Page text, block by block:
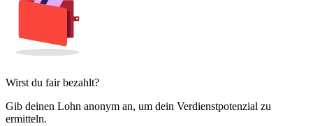
Wirst du fair bezahlt?
Gib deinen Lohn anonym an, um dein Verdienstpotenzial zu
ermitteln.